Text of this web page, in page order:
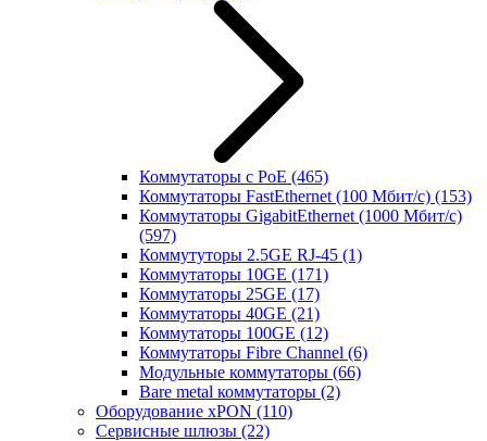
Коммутаторы с PoE (465)
Коммутаторы FastEthernet (100 Мбит/с) (153)
Коммутаторы GigabitEthernet (1000 Мбит/с)
(597)
Коммутуторы 2.5GE RJ-45 (1)
Коммутаторы 10GE (171)
Коммутаторы 25GE (17)
Коммутаторы 40GE (21)
Коммутаторы 100GE (12)
Коммутаторы Fibre Channel (6)
Модульные коммутаторы (66)
Bare metal коммутаторы (2)
Оборудование xPON (110)
Сервисные шлюзы (22)